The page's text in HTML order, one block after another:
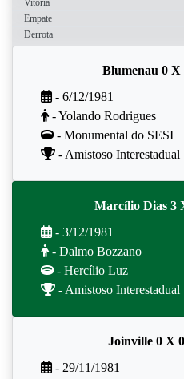
Vitória
Empate
Derrota
Blumenau 0 X
- 6/12/1981
- Yolando Rodrigues
- Monumental do SESI
- Amistoso Interestadual
Marcílio Dias 3
- 3/12/1981
- Dalmo Bozzano
- Hercílio Luz
- Amistoso Interestadual
Joinville 0 X
- 29/11/1981